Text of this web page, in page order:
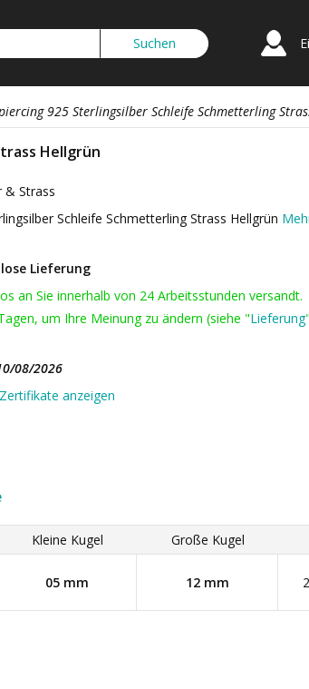
925 Sterlingsilber Schleife Schmetterling
Hellgrün
& Strass
Schleife Schmetterling Strass Hellgrün
Lieferung
an Sie innerhalb von 24 Arbeitsstunden versandt.
um Ihre Meinung zu ändern (siehe "Lieferung
08/2026
Zertifikate anzeigen
Kleine Kugel Große Kugel
05 mm 12 mm